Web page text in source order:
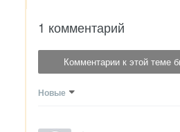
1 комментарий
Комментарии к этой теме
Новые